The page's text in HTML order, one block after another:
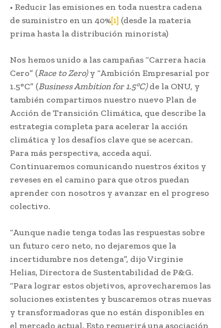
• Reducir las emisiones en toda nuestra cadena
de suministro en un 40%[1] (desde la materia
prima hasta la distribución minorista)
Nos hemos unido a las campañas “Carrera hacia
Cero” (Race to Zero)y “Ambición Empresarial por
1.5°C” (Business Ambition for 1.5°C)de la ONU, y
también compartimos nuestro nuevo Plan de
Acción de Transición Climática, que describe la
estrategia completa para acelerar la acción
climática y los desafíos clave que se acercan.
Para más perspectiva, acceda aquí.
Continuaremos comunicando nuestros éxitos y
reveses en el camino para que otros puedan
aprender con nosotros y avanzar en el progreso
colectivo.
“Aunque nadie tenga todas las respuestas sobre
un futuro cero neto, no dejaremos que la
incertidumbre nos detenga”, dijo Virginie
Helias, Directora de Sustentabilidad de P&G.
“Para lograr estos objetivos, aprovecharemos las
soluciones existentes y buscaremos otras nuevas
y transformadoras que no están disponibles en
el mercado actual. Esto requerirá una asociación